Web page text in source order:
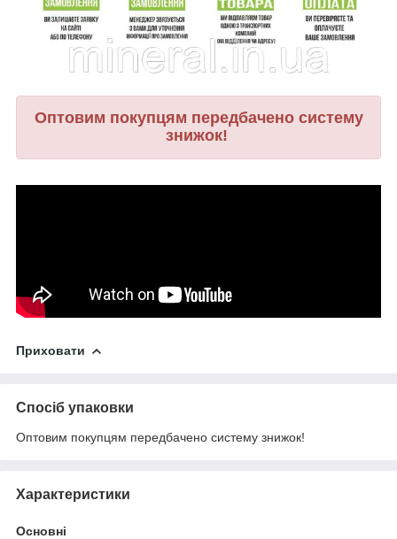
Оптовим покупцям передбачено систему
знижок!
Приховати
Спосіб упаковки
Оптовим покупцям передбачено систему знижок!
Характеристики
Основні